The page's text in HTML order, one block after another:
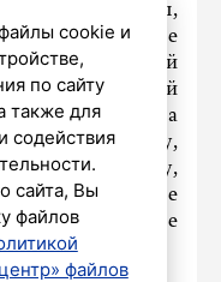
Обороны,
улице
Обуховской
Херсонской
Александра
проспекту,
улице
и улице
«р. Оккервиль».
cookie и
по сайту
также для
содействия
сайта, Вы
файлов
файлов